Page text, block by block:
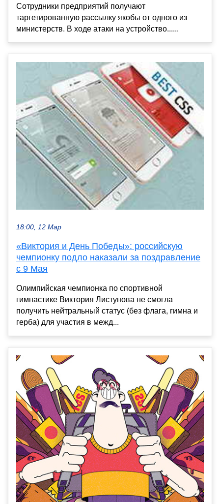
Сотрудники предприятий получают
таргетированную рассылку якобы от одного из
министерств. В ходе атаки на устройство......
18:00, 12 Мар
«Виктория и День Победы»: российскую
чемпионку подло наказали за поздравление
с 9 Мая
Олимпийская чемпионка по спортивной
гимнастике Виктория Листунова не смогла
получить нейтральный статус (без флага, гимна и
герба) для участия в межд...